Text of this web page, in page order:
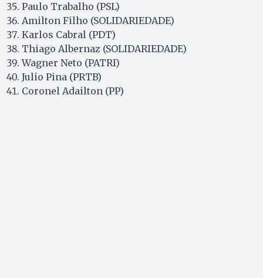
Paulo Trabalho (PSL)
Amilton Filho (SOLIDARIEDADE)
Karlos Cabral (PDT)
Thiago Albernaz (SOLIDARIEDADE)
Wagner Neto (PATRI)
Julio Pina (PRTB)
Coronel Adailton (PP)